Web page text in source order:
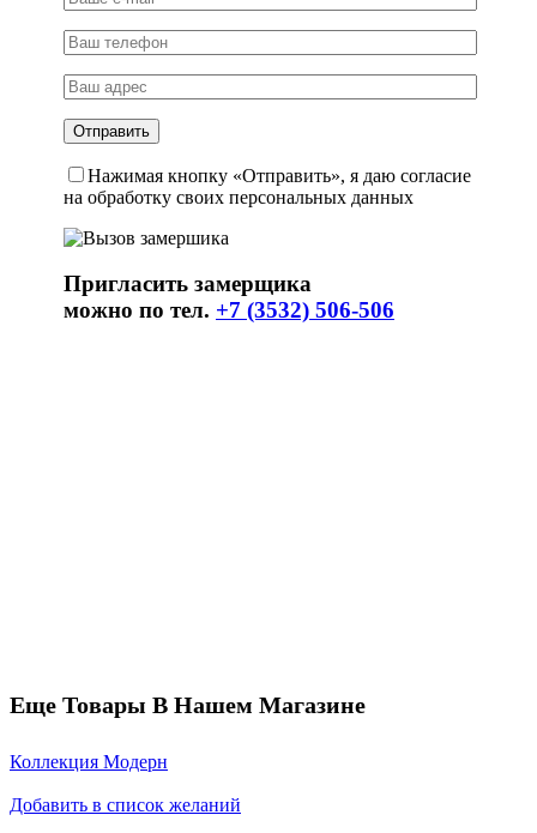
Нажимая кнопку «Отправить», я даю согласие
на обработку своих персональных данных
Пригласить замерщика
можно по тел. +7 (3532) 506-506
Еще Товары В Нашем Магазине
Коллекция Модерн
Добавить в список желаний